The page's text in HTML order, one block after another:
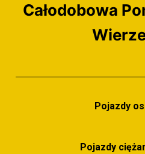
Usługi dźwigiem
Naprawy powypadkowe
Całodobowa
Pojazdy
Pojazdy